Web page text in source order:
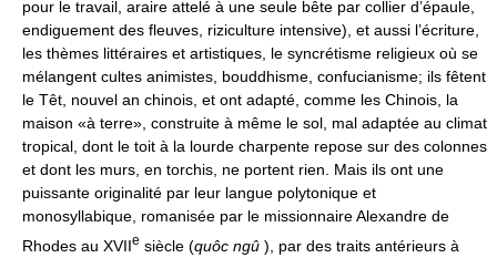
pour le travail, araire attelé à une seule bête par collier d’épaule,
endiguement des fleuves, riziculture intensive), et aussi l’écriture,
les thèmes littéraires et artistiques, le syncrétisme religieux où se
mélangent cultes animistes, bouddhisme, confucianisme; ils fêtent
le Têt, nouvel an chinois, et ont adapté, comme les Chinois, la
maison «à terre», construite à même le sol, mal adaptée au climat
tropical, dont le toit à la lourde charpente repose sur des colonnes
et dont les murs, en torchis, ne portent rien. Mais ils ont une
puissante originalité par leur langue polytonique et
monosyllabique, romanisée par le missionnaire Alexandre de
Rhodes au XVIIe siècle (quôc ngû ), par des traits antérieurs à